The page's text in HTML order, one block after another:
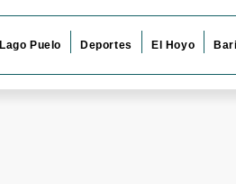
Lago Puelo Deportes El Hoyo